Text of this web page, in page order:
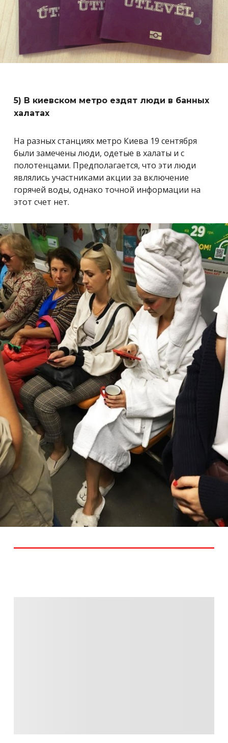
5) В киевском метро ездят люди в банных
халатах
На разных станциях метро Киева 19 сентября
были замечены люди, одетые в халаты и с
полотенцами. Предполагается, что эти люди
являлись участниками акции за включение
горячей воды, однако точной информации на
этот счет нет.